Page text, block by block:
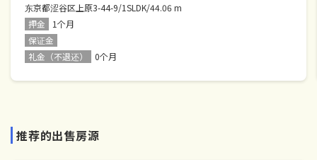
东京都涩谷区上原3-44-9/1SLDK/44.06 m
押金
1个月
保证金
礼金（不退还）
0个月
推荐的出售房源